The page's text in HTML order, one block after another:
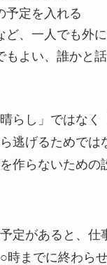
予定を入れる
ど、一人でも外
もよい、誰かと
らし」ではなく
逃げるためでは
作らないための
定があると、仕
時までに終わら